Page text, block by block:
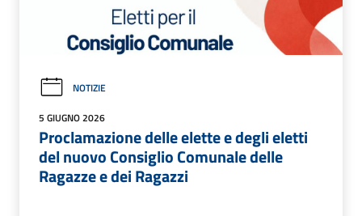
NOTIZIE
5 GIUGNO 2026
Proclamazione delle elette e degli eletti
del nuovo Consiglio Comunale delle
Ragazze e dei Ragazzi